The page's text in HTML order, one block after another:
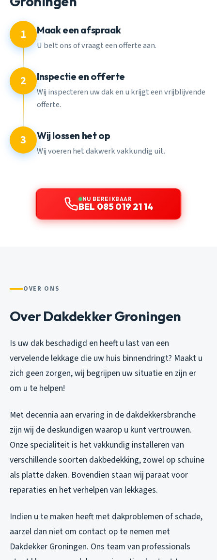
1 Maak een afspraak
U belt ons of vraagt een offerte aan.
2 Inspectie en offerte
Wij inspecteren uw dak en u krijgt een vrijblijvende
offerte.
3 Wij lossen het op
Wij voeren het dakwerk vakkundig uit.
NU BEREIKBAAR
BEL 085 019 21 14
OVER ONS
Over Dakdekker Groningen
Is uw dak beschadigd en heeft u last van een
vervelende lekkage die uw huis binnendringt? Maakt u
zich geen zorgen, wij begrijpen uw situatie en zijn er
om u te helpen!
Met decennia aan ervaring in de dakdekkersbranche
zijn wij de deskundigen waarop u kunt vertrouwen.
Onze specialiteit is het vakkundig installeren van
verschillende soorten dakbedekking, zowel op schuine
als platte daken. Bovendien staan wij paraat voor
reparaties en het verhelpen van lekkages.
Indien u te maken heeft met dakproblemen of schade,
aarzel dan niet om contact op te nemen met
Dakdekker Groningen. Ons team van professionals